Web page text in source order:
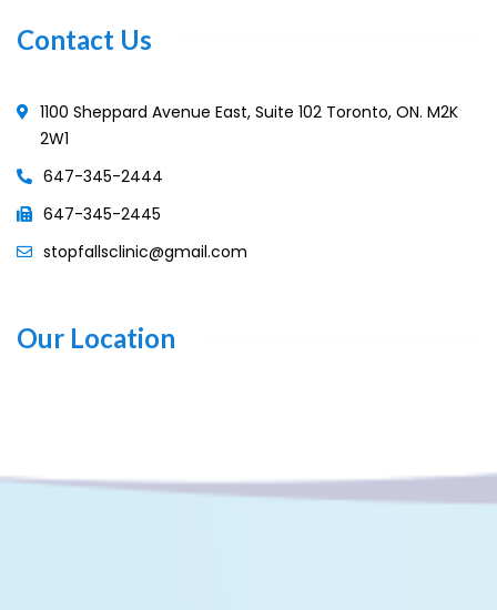
Contact Us
1100 Sheppard Avenue East, Suite 102 Toronto, ON. M2K
2W1
647-345-2444
647-345-2445
stopfallsclinic@gmail.com
Our Location